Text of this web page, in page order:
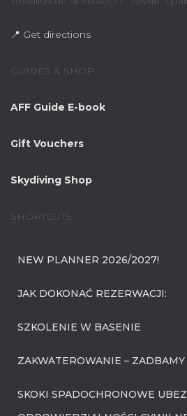
📍 Get directions
GUIDES & SHOP
AFF Guide E-book
Gift Vouchers
Skydiving Shop
SHORTCUTS
NEW PLANNER 2026/2027!
JAK DOKONAĆ REZERWACJI:
SZKOLENIE W BASENIE
ZAKWATEROWANIE – ZADBAMY
SKOKI SPADOCHRONOWE